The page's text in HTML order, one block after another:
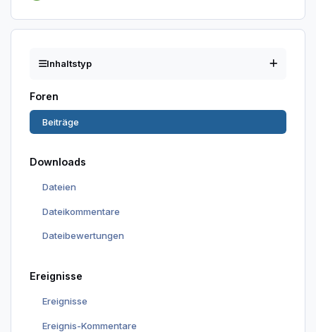
Inhaltstyp
Foren
Beiträge
Downloads
Dateien
Dateikommentare
Dateibewertungen
Ereignisse
Ereignisse
Ereignis-Kommentare